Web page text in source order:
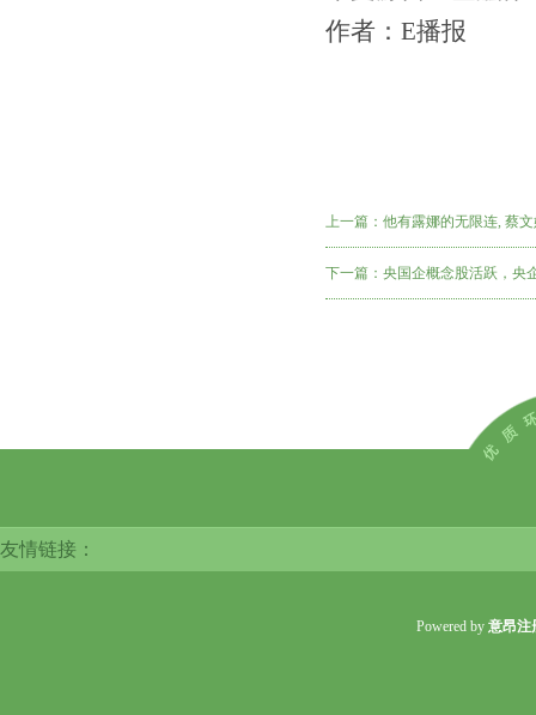
作者：E播报
上一篇： 他有露娜的无限连, 蔡
下一篇： 央国企概念股活跃，央
友情链接：
Powered by 意昂注